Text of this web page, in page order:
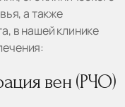
а также
в нашей клинике
вен (РЧО)